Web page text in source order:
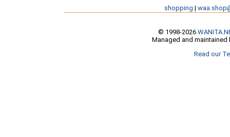
shopping |
© 1998-2026
Managed and maintained
Read our